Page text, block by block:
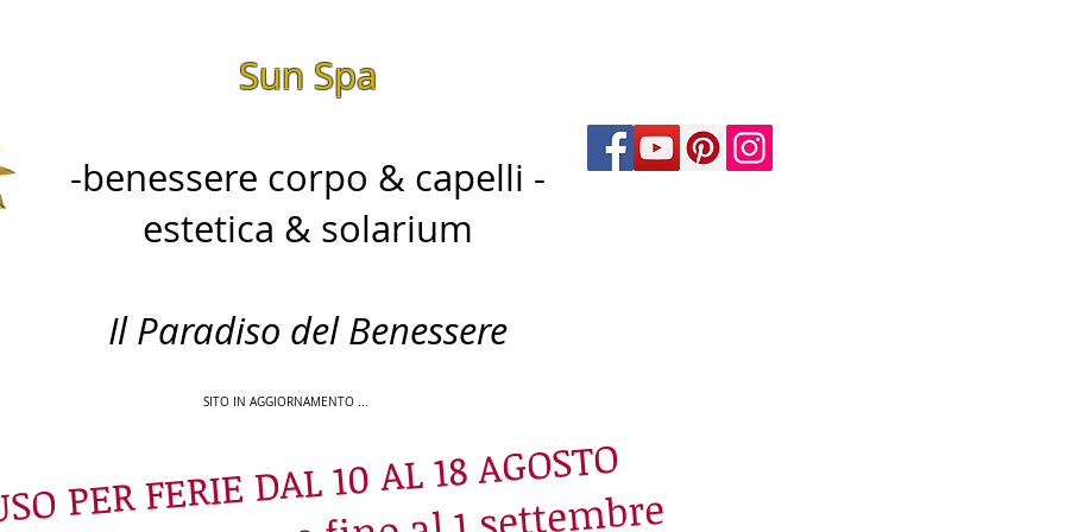
Sun Spa
-benessere corpo & capelli -
estetica & solarium​
Il Paradiso del Benessere
SITO IN AGGIORNAMENTO ...
PER FERIE DAL 10 AL 18 AGOSTO